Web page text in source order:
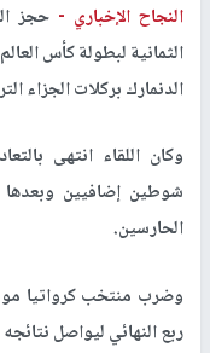
النجاح الإخباري - حجز
الثمانية لبطولة كأس
الدنمارك بركلات الجزاء
وكان اللقاء انتهى
شوطين إضافيين وبعدها
الحارسين.
وضرب منتخب كرواتيا
ربع النهائي ليواصل